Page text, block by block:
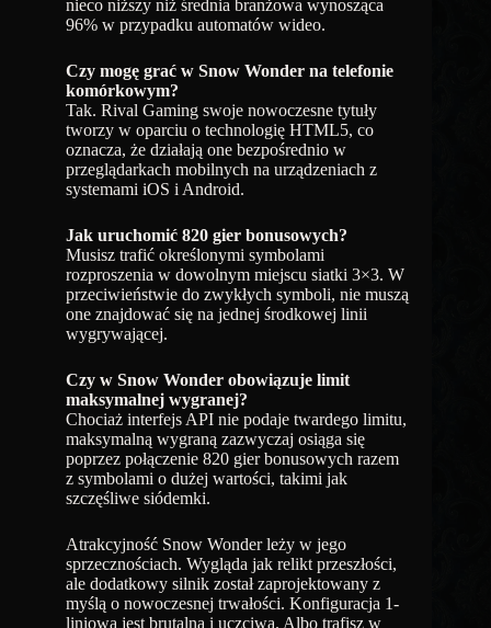
nieco niższy niż średnia branżowa wynosząca
96% w przypadku automatów wideo.
Czy mogę grać w Snow Wonder na telefonie
komórkowym?
Tak. Rival Gaming swoje nowoczesne tytuły
tworzy w oparciu o technologię HTML5, co
oznacza, że ​​działają one bezpośrednio w
przeglądarkach mobilnych na urządzeniach z
systemami iOS i Android.
Jak uruchomić 820 gier bonusowych?
Musisz trafić określonymi symbolami
rozproszenia w dowolnym miejscu siatki 3×3. W
przeciwieństwie do zwykłych symboli, nie muszą
one znajdować się na jednej środkowej linii
wygrywającej.
Czy w Snow Wonder obowiązuje limit
maksymalnej wygranej?
Chociaż interfejs API nie podaje twardego limitu,
maksymalną wygraną zazwyczaj osiąga się
poprzez połączenie 820 gier bonusowych razem
z symbolami o dużej wartości, takimi jak
szczęśliwe siódemki.
Atrakcyjność Snow Wonder leży w jego
sprzecznościach. Wygląda jak relikt przeszłości,
ale dodatkowy silnik został zaprojektowany z
myślą o nowoczesnej trwałości. Konfiguracja 1-
liniowa jest brutalna i uczciwa. Albo trafisz w